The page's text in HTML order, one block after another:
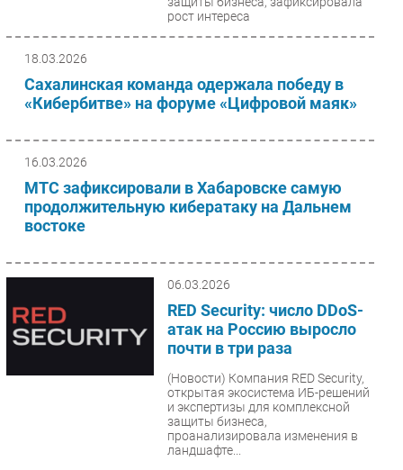
рост интереса
18.03.2026
Сахалинская команда одержала победу в
«Кибербитве» на форуме «Цифровой маяк»
16.03.2026
МТС зафиксировали в Хабаровске самую
продолжительную кибератаку на Дальнем
востоке
06.03.2026
RED Security: число DDoS-
атак на Россию выросло
почти в три раза
(Новости) Компания RED Security,
открытая экосистема ИБ-решений
и экспертизы для комплексной
защиты бизнеса,
проанализировала изменения в
ландшафте...